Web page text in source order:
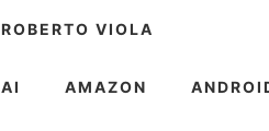
ROBERTO VIOLA
AI AMAZON